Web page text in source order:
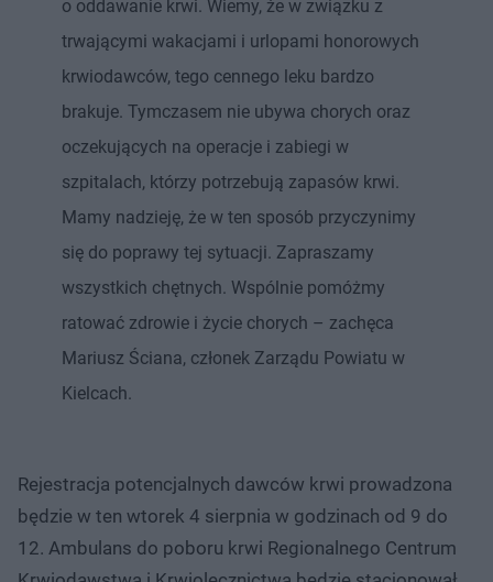
o oddawanie krwi. Wiemy, że w związku z
trwającymi wakacjami i urlopami honorowych
krwiodawców, tego cennego leku bardzo
brakuje. Tymczasem nie ubywa chorych oraz
oczekujących na operacje i zabiegi w
szpitalach, którzy potrzebują zapasów krwi.
Mamy nadzieję, że w ten sposób przyczynimy
się do poprawy tej sytuacji. Zapraszamy
wszystkich chętnych. Wspólnie pomóżmy
ratować zdrowie i życie chorych – zachęca
Mariusz Ściana, członek Zarządu Powiatu w
Kielcach.
Rejestracja potencjalnych dawców krwi prowadzona
będzie w ten wtorek 4 sierpnia w godzinach od 9 do
12. Ambulans do poboru krwi Regionalnego Centrum